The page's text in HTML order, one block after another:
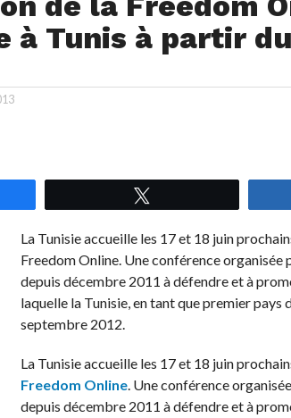
à Tunis à partir
La Tunisie accueille les 17 et 18 juin
Freedom Online. Une conférence
depuis décembre 2011 à défendre et à
laquelle la Tunisie, en tant que premier pays
septembre 2012.
La Tunisie accueille les 17 et 18 juin
Freedom Online. Une conférence
depuis décembre 2011 à défendre et à